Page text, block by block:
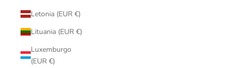
Letonia (EUR €)
Lituania (EUR €)
Luxemburgo
(EUR €)